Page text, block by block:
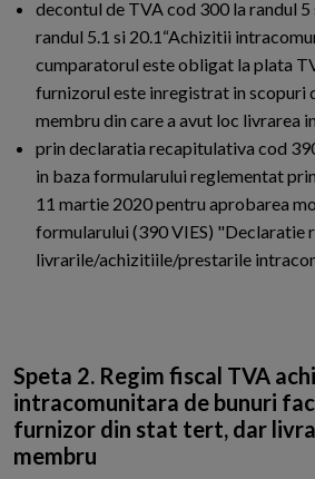
decontul de TVA cod 300 la randul
randul 5.1 si 20.1“Achizitii
cumparatorul este obligat la plata
furnizorul este inregistrat in scopuri
membru din care a avut loc livrarea
prin declaratia recapitulativa cod
in baza formularului reglementat
11 martie 2020 pentru aprobarea
formularului (390 VIES) "Declaratie
livrarile/achizitiile/prestarile
Speta 2. Regim fiscal TVA
intracomunitara de bunuri
furnizor din stat tert, dar
membru